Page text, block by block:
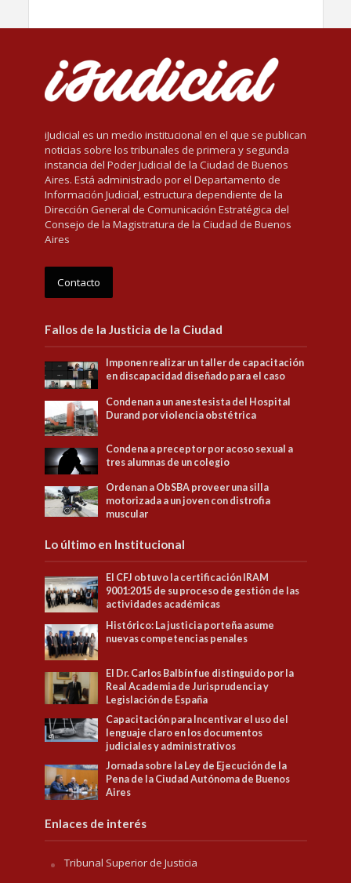
iJudicial es un medio institucional en el que se publican
noticias sobre los tribunales de primera y segunda
instancia del Poder Judicial de la Ciudad de Buenos
Aires. Está administrado por el Departamento de
Información Judicial, estructura dependiente de la
Dirección General de Comunicación Estratégica del
Consejo de la Magistratura de la Ciudad de Buenos
Aires
Contacto
Fallos de la Justicia de la Ciudad
Imponen realizar un taller de capacitación
en discapacidad diseñado para el caso
Condenan a un anestesista del Hospital
Durand por violencia obstétrica
Condena a preceptor por acoso sexual a
tres alumnas de un colegio
Ordenan a ObSBA proveer una silla
motorizada a un joven con distrofia
muscular
Lo último en Institucional
El CFJ obtuvo la certificación IRAM
9001:2015 de su proceso de gestión de las
actividades académicas
Histórico: La justicia porteña asume
nuevas competencias penales
El Dr. Carlos Balbín fue distinguido por la
Real Academia de Jurisprudencia y
Legislación de España
Capacitación para Incentivar el uso del
lenguaje claro en los documentos
judiciales y administrativos
Jornada sobre la Ley de Ejecución de la
Pena de la Ciudad Autónoma de Buenos
Aires
Enlaces de interés
Tribunal Superior de Justicia